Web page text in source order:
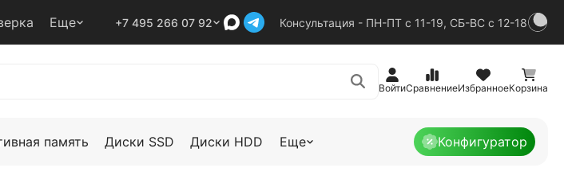
Еще +7 495 266 07 92 Консультация - ПН-ПТ с 11-19, СБ-ВС с 12-18
ВойтиСравнениеИзбранноеКорзина
память Диски SSD Диски HDD Еще Конфигуратор